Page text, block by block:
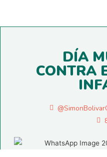
DÍA
CONTRA